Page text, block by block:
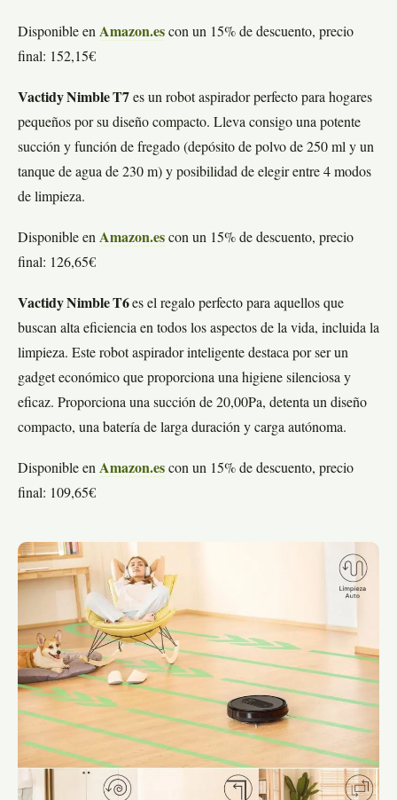
Disponible en Amazon.es con un 15% de descuento, precio
final: 152,15€
Vactidy Nimble T7 es un robot aspirador perfecto para hogares
pequeños por su diseño compacto. Lleva consigo una potente
succión y función de fregado (depósito de polvo de 250 ml y un
tanque de agua de 230 m) y posibilidad de elegir entre 4 modos
de limpieza.
Disponible en Amazon.es con un 15% de descuento, precio
final: 126,65€
Vactidy Nimble T6es el regalo perfecto para aquellos que
buscan alta eficiencia en todos los aspectos de la vida, incluida la
limpieza. Este robot aspirador inteligente destaca por ser un
gadget económico que proporciona una higiene silenciosa y
eficaz. Proporciona una succión de 20,00Pa, detenta un diseño
compacto, una batería de larga duración y carga autónoma.
Disponible en Amazon.es con un 15% de descuento, precio
final: 109,65€